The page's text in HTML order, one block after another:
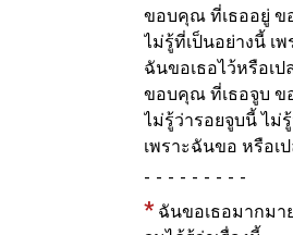
ขอบคุณ ที่เธออยู่
ไม่รู้ที่เป็นอย่างนี้ เ
ฉันขอเธอไว้หรือเป
ขอบคุณ ที่เธอจูบ ข
ไม่รู้ว่ารอยจูบนี้ ไม่
เพราะฉันขอ หรือเ
-
* ฉันขอเธอมากมา